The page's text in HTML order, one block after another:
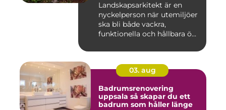
Landskapsarkitekt är en
nyckelperson när utemiljöer
ska bli både vackra,
funktionella och hållbara ö...
03. aug
Badrumsrenovering
uppsala så skapar du ett
badrum som håller länge